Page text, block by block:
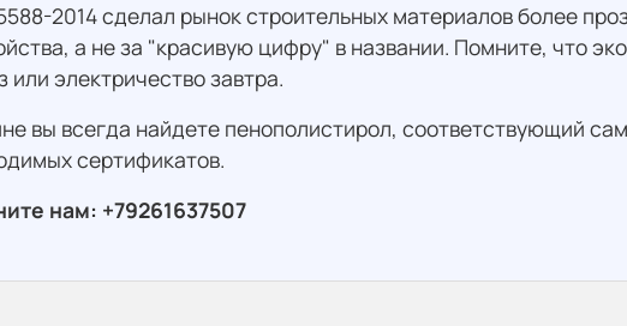
2014 сделал рынок строительных материалов более
а не за "красивую цифру" в названии. Помните, что
электричество завтра.
вы всегда найдете пенополистирол, соответствующий
сертификатов.
нам: +79261637507